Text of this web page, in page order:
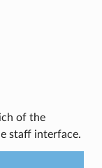
of the
staff interface.